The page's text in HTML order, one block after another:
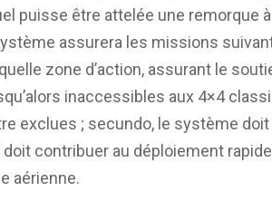
puisse être attelée une remorque
assurera les missions
zone d’action, assurant le
inaccessibles aux 4×4
exclues ; secundo, le système
contribuer au déploiement rapide
aérienne.